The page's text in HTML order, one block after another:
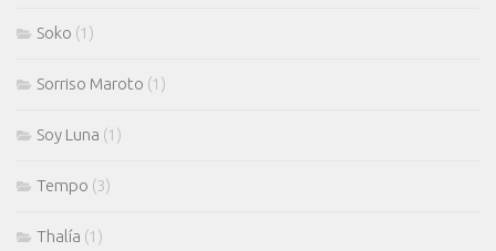
Soko (1)
Sorriso Maroto (1)
Soy Luna (1)
Tempo (3)
Thalía (1)